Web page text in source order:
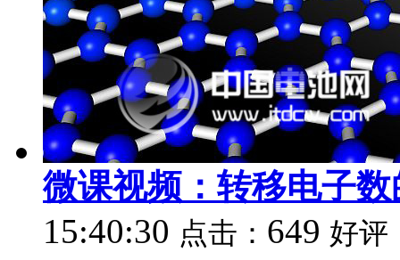
微课视频：转移电子
15:40:30 点击： 649 好评